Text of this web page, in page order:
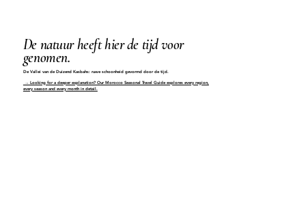
De natuur heeft hier de tijd voor
genomen.
De Vallei van de Duizend Kasbahs: ruwe schoonheid gevormd door de tijd.
→ Looking for a deeper explanation? Our Morocco Seasonal Travel Guide explores every region,
every season and every month in detail.